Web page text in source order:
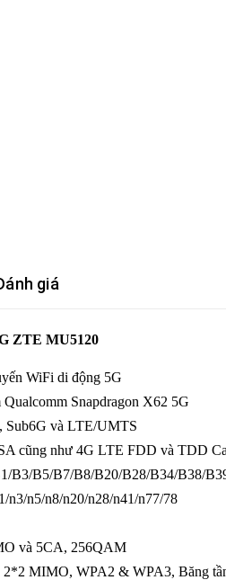
giá
ZTE MU5120
WiFi di động 5G
Snapdragon X62 5G
và LTE/UMTS
cũng như 4G LTE FDD và TDD
B3/B5/B7/B8/B20/B28/B34/B38/
n3/n5/n8/n20/n28/n41/n77/78
và 5CA, 256QAM
2*2 MIMO, WPA2 & WPA3, Băng